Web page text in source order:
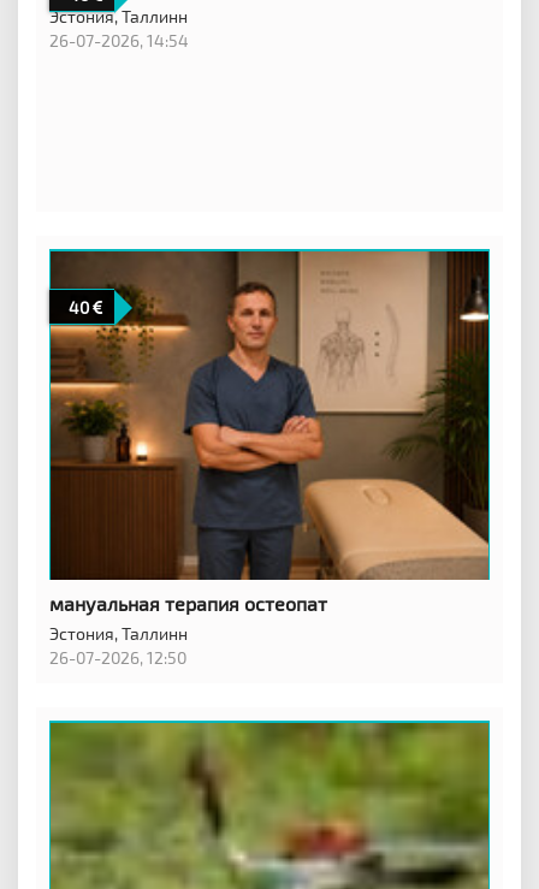
Эстония,Таллинн
26-07-2026, 14:54
40
мануальная терапия остеопат
Эстония,Таллинн
26-07-2026, 12:50